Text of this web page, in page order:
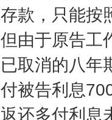
存款，只能按
但由于原告工
已取消的八年
付被告利息
返还多付利息